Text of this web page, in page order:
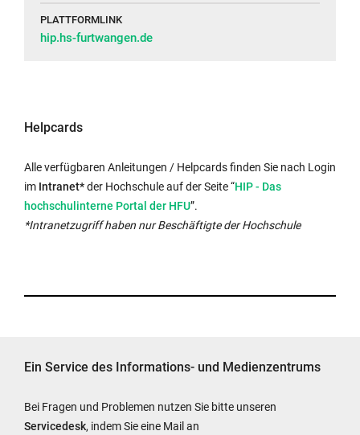
PLATTFORMLINK
hip.hs-furtwangen.de
Helpcards
Alle verfügbaren Anleitungen / Helpcards finden Sie nach Login
im Intranet*der Hochschule auf der Seite “Externer
wird
HIP - Das
hochschulinterne Portal der HFU”.
*Intranetzugriff haben nur Beschäftigte der Hochschule
Ein Service des Informations- und Medienzentrums
Bei Fragen und Problemen nutzen Sie bitte unseren
Servicedesk, indem Sie eine Mail an